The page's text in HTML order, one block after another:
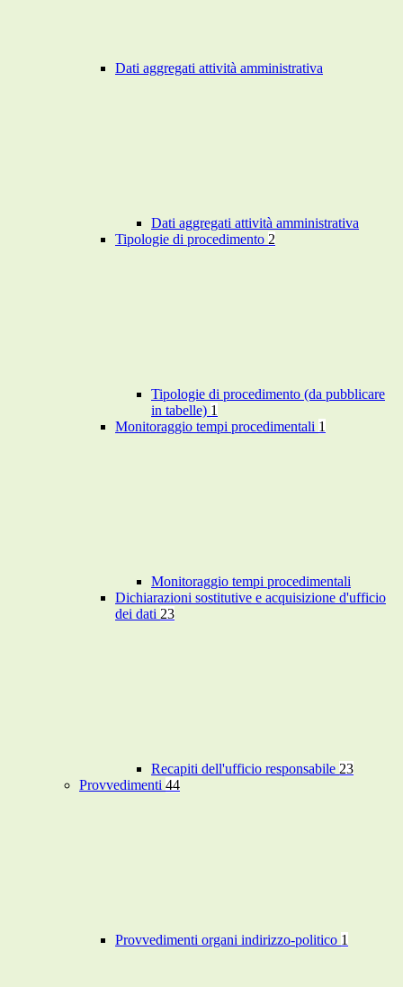
Dati aggregati attività amministrativa
Dati aggregati attività amministrativa
Tipologie di procedimento 2
Tipologie di procedimento (da pubblicare
in tabelle) 1
Monitoraggio tempi procedimentali 1
Monitoraggio tempi procedimentali
Dichiarazioni sostitutive e acquisizione d'ufficio
dei dati 23
Recapiti dell'ufficio responsabile 23
Provvedimenti 44
Provvedimenti organi indirizzo-politico 1